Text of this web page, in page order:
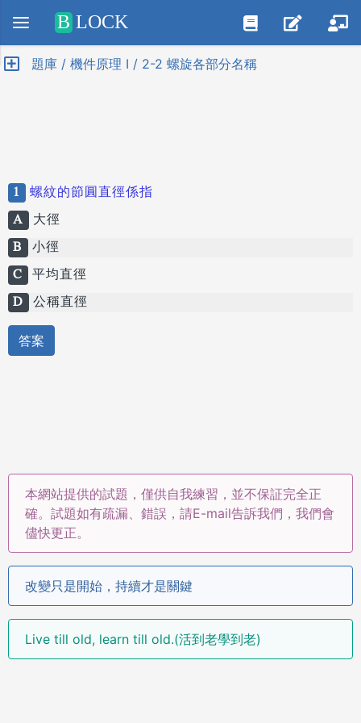
Positive SSL
B LOCK
題庫 / 機件原理 I / 2-2 螺旋各部分名稱
1 螺紋的節圓直徑係指
A 大徑
B 小徑
C 平均直徑
D 公稱直徑
答案
本網站提供的試題，僅供自我練習，並不保証完全正
確。試題如有疏漏、錯誤，請E-mail告訴我們，我們會
儘快更正。
改變只是開始，持續才是關鍵
Live till old, learn till old.(活到老學到老)